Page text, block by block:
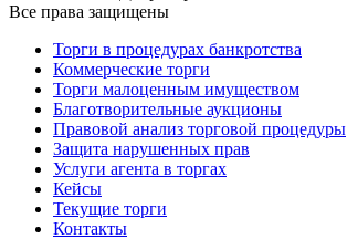
Все права защищены
Торги в процедурах банкротства
Коммерческие торги
Торги малоценным имуществом
Благотворительные аукционы
Правовой анализ торговой процедуры
Защита нарушенных прав
Услуги агента в торгах
Кейсы
Текущие торги
Контакты